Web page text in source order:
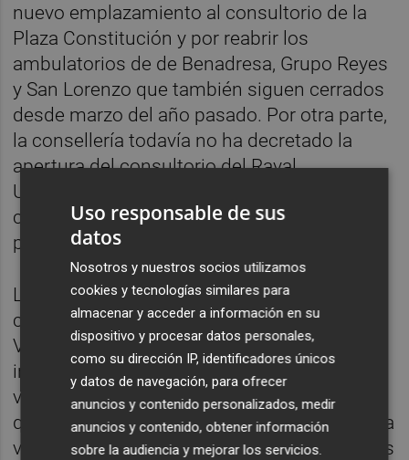
nuevo emplazamiento al consultorio de la
Plaza Constitución y por reabrir los
ambulatorios de de Benadresa, Grupo Reyes
y San Lorenzo que también siguen cerrados
desde marzo del año pasado. Por otra parte,
la consellería todavía no ha decretado la
apertura del consultorio del Raval
Universitari, a pesar de que ya han
culminado las obras y de que lo están
pidiendo los vecinos”, señala Fabregat.
La concejala Popular ha vuelto a reunirse
con la presidenta de la Asociación de
Vecinos de la Plaza Constitución,
interesándose por la situación de estos
vecinos y, “a la vista está que siguen igual
que estaban, sin su centro de referencia. Una
vez, el gobierno municipal ha incumplido sus
Uso responsable de sus
datos
Nosotros y nuestros socios utilizamos
cookies y tecnologías similares para
almacenar y acceder a información en su
dispositivo y procesar datos personales,
como su dirección IP, identificadores únicos
y datos de navegación, para ofrecer
anuncios y contenido personalizados, medir
anuncios y contenido, obtener información
sobre la audiencia y mejorar los servicios.